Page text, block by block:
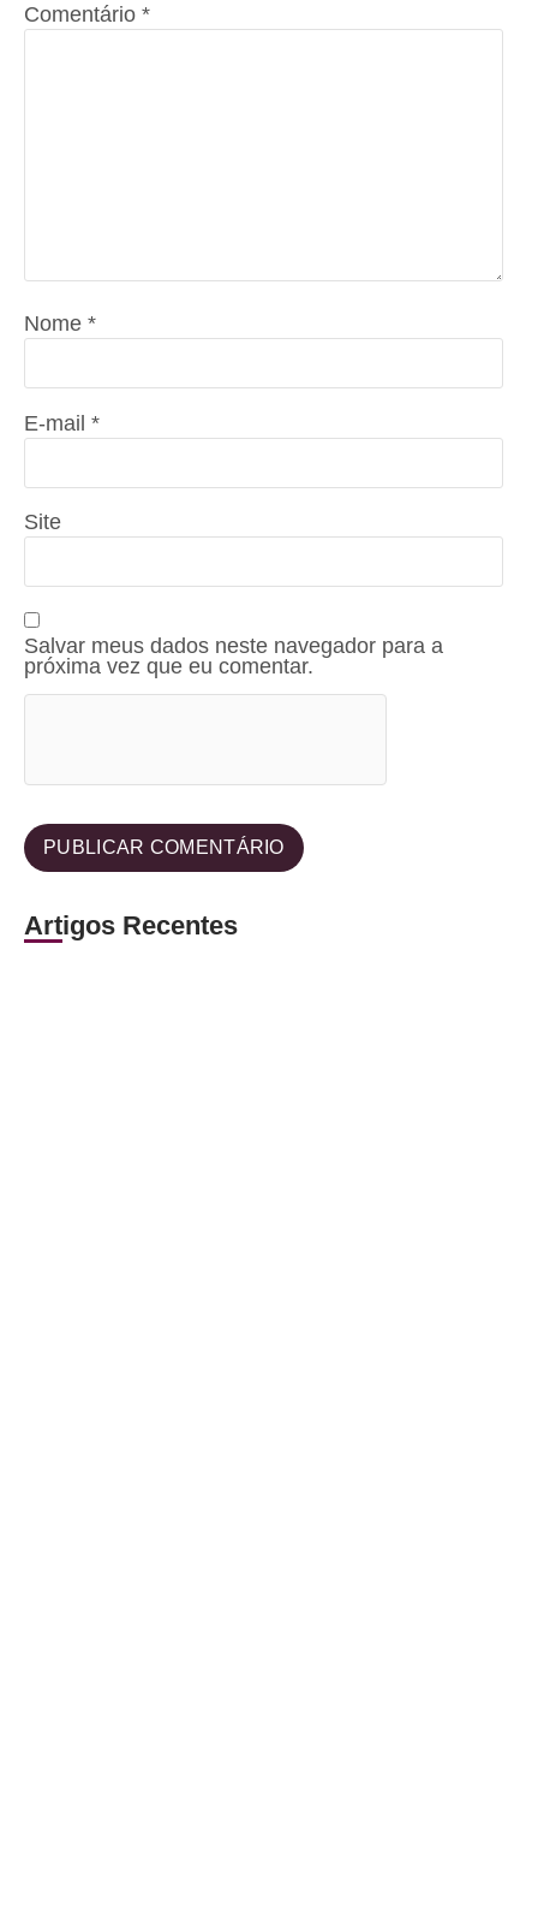
Comentário *
Nome *
E-mail *
Site
Salvar meus dados neste navegador para a
próxima vez que eu comentar.
Artigos Recentes